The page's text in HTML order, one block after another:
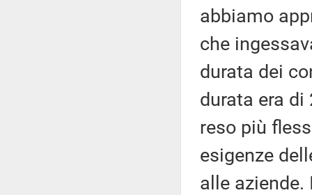
abbiamo
che
durata dei
durata era
reso più
esigenze
alle